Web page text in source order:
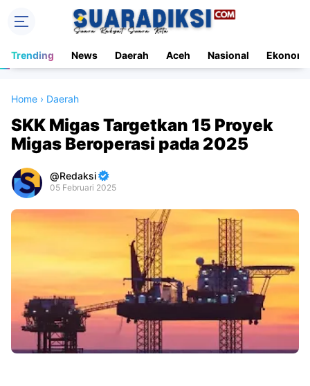
Trending News Daerah Aceh Nasional Ekonomi
Home › Daerah
SKK Migas Targetkan 15 Proyek
Migas Beroperasi pada 2025
Redaksi
05 Februari 2025
Premium
Templates